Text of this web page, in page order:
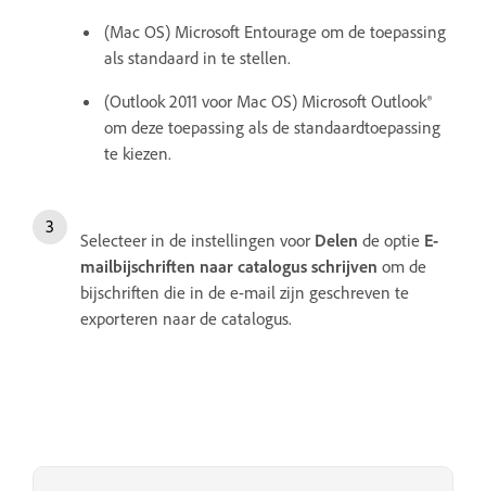
(Mac OS) Microsoft Entourage om de toepassing
als standaard in te stellen.
(Outlook 2011 voor Mac OS) Microsoft Outlook®
om deze toepassing als de standaardtoepassing
te kiezen.
Selecteer in de instellingen voor Delen de optie E-
mailbijschriften naar catalogus schrijven om de
bijschriften die in de e-mail zijn geschreven te
exporteren naar de catalogus.